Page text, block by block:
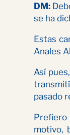
DM:
se ha
Estas
Anales
Así
pasado
Prefiero
motivo,